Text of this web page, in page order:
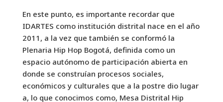
En este punto, es importante recordar que
IDARTES como institución distrital nace en el año
2011, a la vez que también se conformó la
Plenaria Hip Hop Bogotá, definida como un
espacio autónomo de participación abierta en
donde se construían procesos sociales,
económicos y culturales que a la postre dio lugar
a, lo que conocimos como, Mesa Distrital Hip